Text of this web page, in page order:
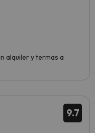
alquiler y termas a
9.7